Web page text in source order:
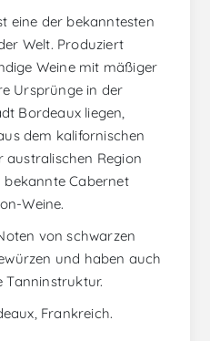
eine der bekanntesten
Welt. Produziert
Weine mit mäßiger
Ursprünge in der
Bordeaux liegen,
dem kalifornischen
australischen Region
Cabernet
Weine.
von schwarzen
und haben auch
Tanninstruktur.
Frankreich.